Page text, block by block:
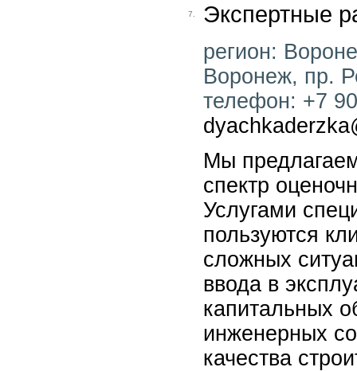
7. Экспертные
регион:
Воронеж, пр.
телефон: +7
Мы
спектр
Услугами
пользуются
сложных
ввода в
капитальных
инженерных
качества